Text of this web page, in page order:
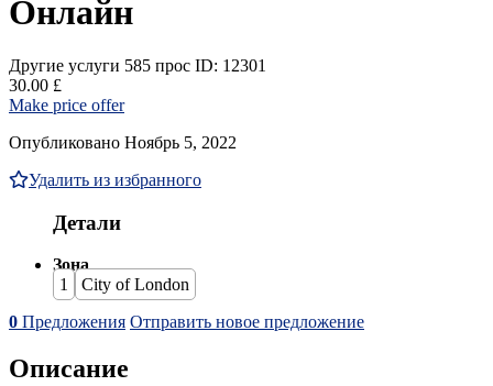
Онлайн
Другие услуги 585 прос ID: 12301
30.00 £
Make price offer
Опубликовано Ноябрь 5, 2022
Удалить из избранного
Детали
Зона
1
City of London
0 Предложения Отправить новое предложение
Описание